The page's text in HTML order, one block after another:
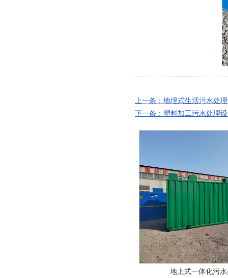
上一条：地埋式生活污水处
下一条：塑料加工污水处理
地上式一体化污